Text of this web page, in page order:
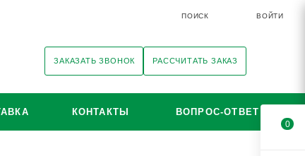
ПОИСК ВОЙТИ
ЗАКАЗАТЬ ЗВОНОК РАССЧИТАТЬ ЗАКАЗ
КОНТАКТЫ ВОПРОС-ОТВЕТ
0